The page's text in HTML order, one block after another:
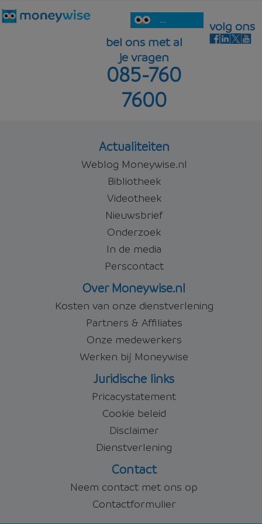
...
bel ons met al
je vragen
085-760
7600
volg ons
Actualiteiten
Weblog Moneywise.nl
Bibliotheek
Videotheek
Nieuwsbrief
Onderzoek
In de media
Perscontact
Over Moneywise.nl
Kosten van onze dienstverlening
Partners & Affiliates
Onze medewerkers
Werken bij Moneywise
Juridische links
Pricacystatement
Cookie beleid
Disclaimer
Dienstverlening
Contact
Neem contact met ons op
Contactformulier